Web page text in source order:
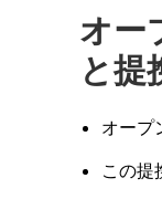
オー
と提
オープ
この提